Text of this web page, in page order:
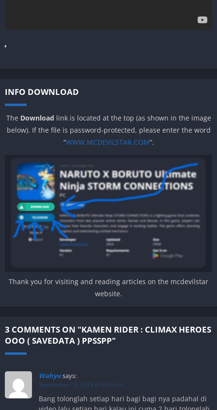
INFO DOWNLOAD
The Download link is located at the top (as shown in the image
below). If the file is password-protected, please enter the word
“WWW.MCDEVILSTAR.COM“.
Thank you for visiting and reading articles on the mcdevilstar
website.
3 COMMENTS ON "KAMEN RIDER : CLIMAX HEROES
OOO ( SAVEDATA ) PPSSPP"
Wahyusays:
September 13, 2018 at 6:53 pm
Bang tolonglah setiap hari bagi bagi nya padahal di